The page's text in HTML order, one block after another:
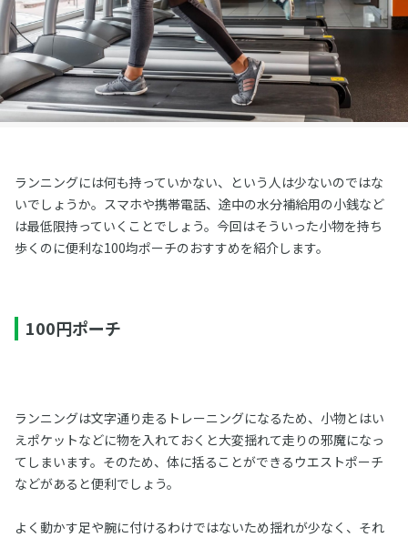
ランニングには何も持っていかない、という人は少ないのではな
いでしょうか。スマホや携帯電話、途中の水分補給用の小銭など
は最低限持っていくことでしょう。今回はそういった小物を持ち
歩くのに便利な100均ポーチのおすすめを紹介します。
100円ポーチ
ランニングは文字通り走るトレーニングになるため、小物とはい
えポケットなどに物を入れておくと大変揺れて走りの邪魔になっ
てしまいます。そのため、体に括ることができるウエストポーチ
などがあると便利でしょう。
よく動かす足や腕に付けるわけではないため揺れが少なく、それ